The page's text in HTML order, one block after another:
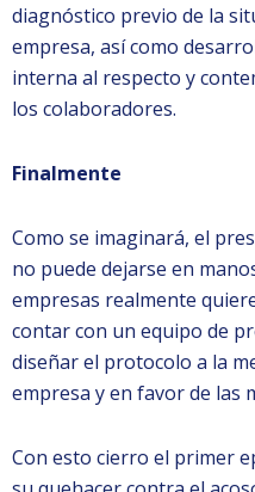
diagnóstico previo de la
empresa, así como
interna al respecto y
los colaboradores.
Finalmente
Como se imaginará, el
no puede dejarse en
empresas realmente
contar con un equipo de
diseñar el protocolo a la
empresa y en favor de las
Con esto cierro el primer